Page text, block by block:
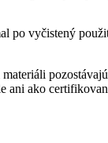
po vyčistený
ani ako